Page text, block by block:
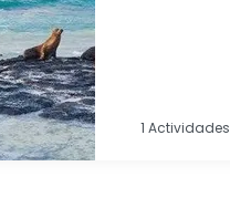
1 Actividades